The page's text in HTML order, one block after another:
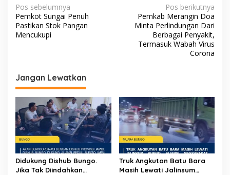
N
a
v
a
s
i
p
o
s
Pos sebelumnya
Pemkot Sungai Penuh
Pastikan Stok Pangan
Mencukupi
Pos berikutnya
Pemkab Merangin Doa
Minta Perlindungan Dari
Berbagai Penyakit,
Termasuk Wabah Virus
Corona
Jangan Lewatkan
Didukung Dishub Bungo.
Jika Tak Diindahkan
Truk Angkutan Batu Bara
Masih Lewati Jalinsum